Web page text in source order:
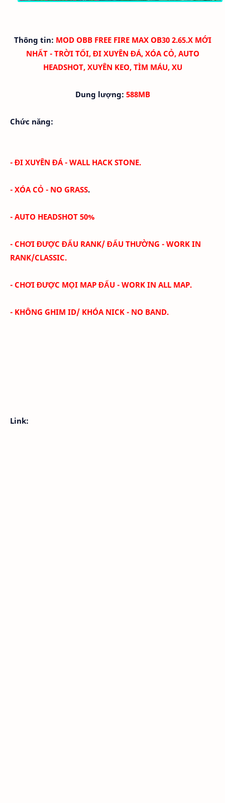
Thông tin: MOD OBB FREE FIRE MAX OB30 2.65.X MỚI
NHẤT - TRỜI TỐI, ĐI XUYÊN ĐÁ, XÓA CỎ, AUTO
HEADSHOT, XUYÊN KEO, TÌM MÁU, XU
Dung lượng: 588MB
Chức năng:
- ĐI XUYÊN ĐÁ - WALL HACK STONE.
- XÓA CỎ - NO GRASS.
- AUTO HEADSHOT 50%
- CHƠI ĐƯỢC ĐẤU RANK/ ĐẤU THƯỜNG - WORK IN
RANK/CLASSIC.
- CHƠI ĐƯỢC MỌI MAP ĐẤU - WORK IN ALL MAP.
- KHÔNG GHIM ID/ KHÓA NICK - NO BAND.
Link: